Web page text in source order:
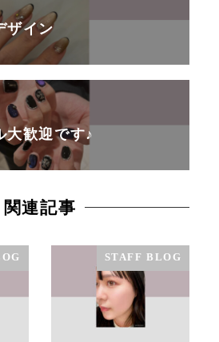
ザイン
大歓迎です♪
関連記事
STAFF BLOG